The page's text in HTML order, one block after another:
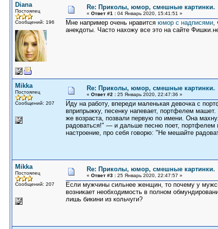
Diana
Постоялец
Сообщений: 196
Re: Приколы, юмор, смешные картинки.
« Ответ #1 : 04 Январь 2020, 15:41:51 »
Мне например очень нравится юмор с надписями,
анекдоты. Часто нахожу все это на сайте
Mikka
Постоялец
Сообщений: 207
Re: Приколы, юмор, смешные картинки.
« Ответ #2 : 25 Январь 2020, 22:47:36 »
Иду на работу, впереди маленькая девочка с
вприпрыжку, песенку напевает, портфелем
же возраста, позвали первую по имени. Она
радоваться!" — и дальше песню поет, портфелем
настроение, про себя говорю: "Не мешайте
Mikka
Постоялец
Сообщений: 207
Re: Приколы, юмор, смешные картинки.
« Ответ #3 : 25 Январь 2020, 22:47:57 »
Если мужчины сильнее женщин, то почему у
возникает необходимость в полном
лишь бикини из кольчуги?